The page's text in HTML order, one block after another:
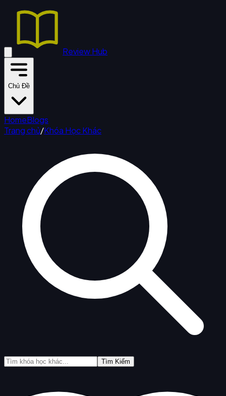
Review Hub
Chủ Đề
HomeBlogs
Trang chủ/Khóa Học Khác
Tìm Kiếm